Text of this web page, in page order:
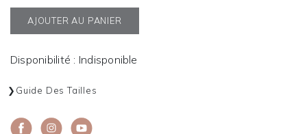
AJOUTER AU PANIER
Disponibilité : Indisponible
Guide Des Tailles